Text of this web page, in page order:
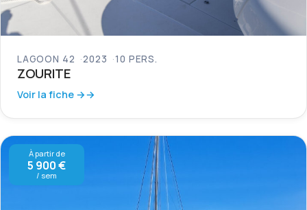
LAGOON 42 2023 10 PERS.
ZOURITE
Voir la fiche →
À partir de
5 900 €
/ sem